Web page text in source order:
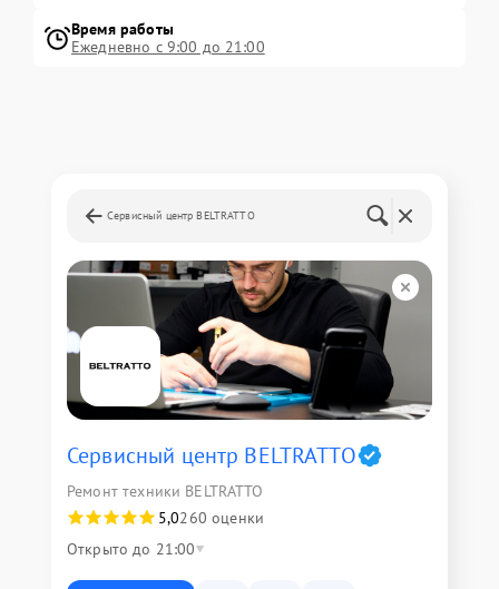
Время работы
Ежедневно с 9:00 до 21:00
Сервисный центр BELTRATTO
Сервисный центр BELTRATTO
Ремонт техники BELTRATTO
5,0260 оценки
Открыто до 21:00